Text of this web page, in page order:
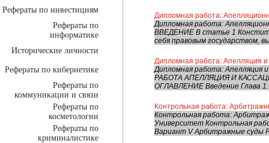
Рефераты по инвестициям
Рефераты по
информатике
Исторические личности
Рефераты по кибернетике
Рефераты по
коммуникации и связи
Рефераты по
косметологии
Рефераты по
криминалистике
Дипломная работа:
Дипломная работа:
ВВЕДЕНИЕ В статье 1
себя правовым государством,
Дипломная работа: Апелляция и
Дипломная работа: Апелляция
РАБОТА АПЕЛЛЯЦИЯ И
ОГЛАВЛЕНИЕ Введение Глава 1.
Контрольная работа:
Контрольная работа:
Университет Контрольная
Вариант V Арбитражные суды